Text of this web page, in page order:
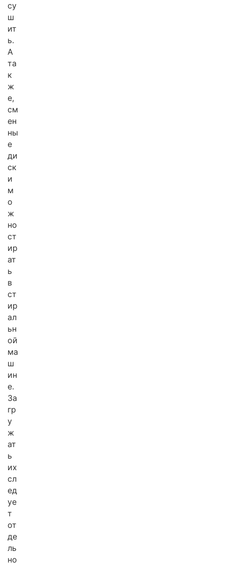
су
ш
ит
ь.
А
та
к
ж
е,
см
ен
ны
е
ди
ск
и
м
о
ж
но
ст
ир
ат
ь
в
ст
ир
ал
ьн
ой
ма
ш
ин
е.
За
гр
у
ж
ат
ь
их
сл
ед
уе
т
от
де
ль
но